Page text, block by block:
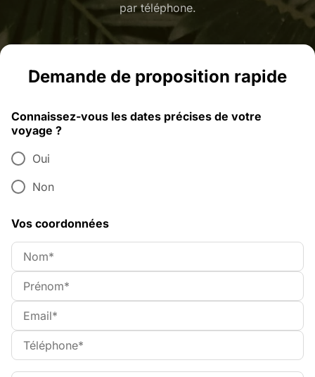
par téléphone.
Demande de proposition rapide
Connaissez-vous les dates précises de votre
voyage ?
Oui
Non
Vos coordonnées